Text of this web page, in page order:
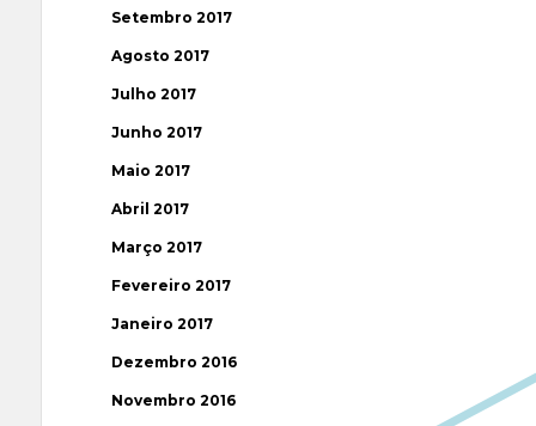
Setembro 2017
Agosto 2017
Julho 2017
Junho 2017
Maio 2017
Abril 2017
Março 2017
Fevereiro 2017
Janeiro 2017
Dezembro 2016
Novembro 2016